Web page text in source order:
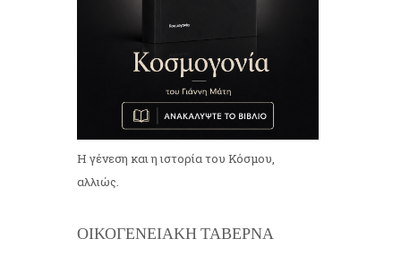
Η γένεση και η ιστορία του Κόσμου,
αλλιώς.
ΟΙΚΟΓΕΝΕΙΑΚΗ ΤΑΒΕΡΝΑ